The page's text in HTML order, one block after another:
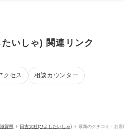
いしゃ) 関連リンク
クセス 相談カウンター
滋賀県 日吉大社(ひよしたいしゃ) 最新のクチコミ・お客